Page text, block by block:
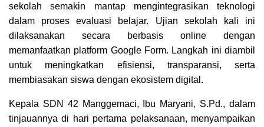
sekolah semakin mantap mengintegrasikan teknologi
dalam proses evaluasi belajar. Ujian sekolah kali ini
dilaksanakan secara berbasis online dengan
memanfaatkan platform Google Form. Langkah ini diambil
untuk meningkatkan efisiensi, transparansi, serta
membiasakan siswa dengan ekosistem digital.
Kepala SDN 42 Manggemaci, Ibu Maryani, S.Pd., dalam
tinjauannya di hari pertama pelaksanaan, menyampaikan